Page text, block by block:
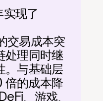
现了
交易成本突
处理同时继
。与基础层
倍的成本降
、游戏、